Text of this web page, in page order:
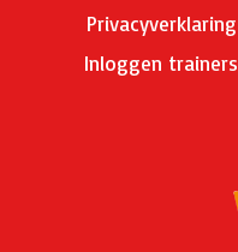
Privacyverklaring
Inloggen trainers